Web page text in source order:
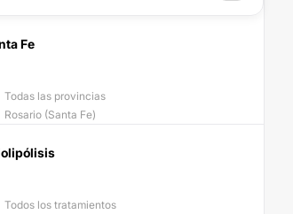
Fe
Todas las provincias
Rosario (Santa Fe)
Todos los tratamientos